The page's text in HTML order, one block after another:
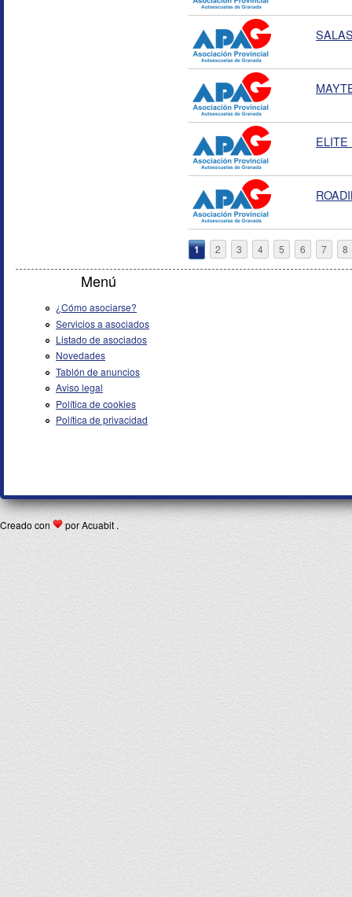
ELITE
Páginas
1 2 3 4 5 6 7 8
Menú
¿Cómo asociarse?
Servicios a asociados
Listado de asociados
Novedades
Tablón de anuncios
Aviso legal
Política de cookies
Política de privacidad
Creado con por Acuabit .